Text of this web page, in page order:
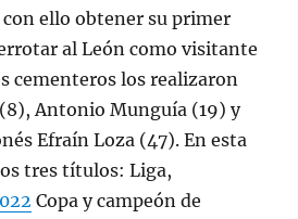
ello obtener su primer
al León como visitante
cementeros los realizaron
Antonio Munguía (19) y
Efraín Loza (47). En esta
tres títulos: Liga,
Copa y campeón de